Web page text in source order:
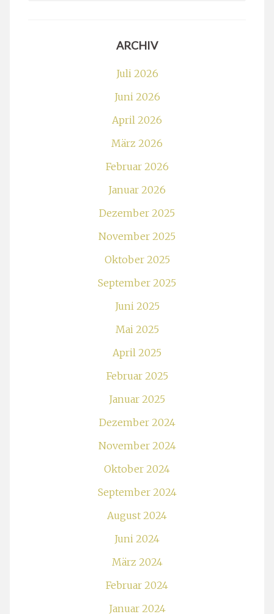
ARCHIV
Juli 2026
Juni 2026
April 2026
März 2026
Februar 2026
Januar 2026
Dezember 2025
November 2025
Oktober 2025
September 2025
Juni 2025
Mai 2025
April 2025
Februar 2025
Januar 2025
Dezember 2024
November 2024
Oktober 2024
September 2024
August 2024
Juni 2024
März 2024
Februar 2024
Januar 2024